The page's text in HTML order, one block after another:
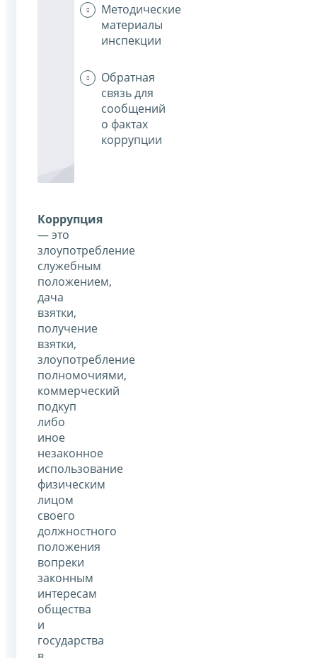
Методические
материалы
инспекции
Обратная
связь для
сообщений
о фактах
коррупции
Коррупция
— это
злоупотребление
служебным
положением,
дача
взятки,
получение
взятки,
злоупотребление
полномочиями,
коммерческий
подкуп
либо
иное
незаконное
использование
физическим
лицом
своего
должностного
положения
вопреки
законным
интересам
общества
и
государства